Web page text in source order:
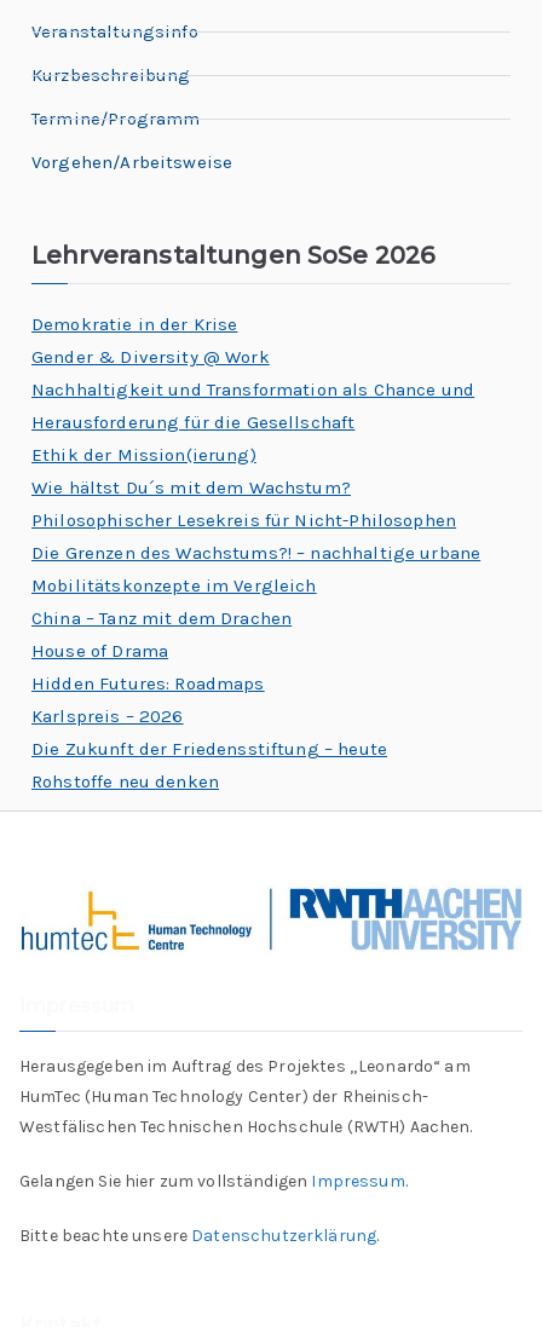
Veranstaltungsinfo
Kurzbeschreibung
Termine/Programm
Vorgehen/Arbeitsweise
Lehrveranstaltungen SoSe 2026
Demokratie in der Krise
Gender & Diversity @ Work
Nachhaltigkeit und Transformation als Chance und
Herausforderung für die Gesellschaft
Ethik der Mission(ierung)
Wie hältst Du´s mit dem Wachstum?
Philosophischer Lesekreis für Nicht-Philosophen
Die Grenzen des Wachstums?! – nachhaltige urbane
Mobilitätskonzepte im Vergleich
China – Tanz mit dem Drachen
House of Drama
Hidden Futures: Roadmaps
Karlspreis – 2026
Die Zukunft der Friedensstiftung – heute
Rohstoffe neu denken
Herausgegeben im Auftrag des Projektes „Leonardo“ am
HumTec (Human Technology Center) der Rheinisch-
Westfälischen Technischen Hochschule (RWTH) Aachen.
Gelangen Sie hier zum vollständigen Impressum.
Bitte beachte unsere Datenschutzerklärung.